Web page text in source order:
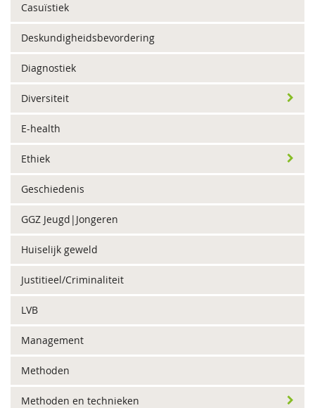
Casuïstiek
Deskundigheidsbevordering
Diagnostiek
Diversiteit
E-health
Ethiek
Geschiedenis
GGZ Jeugd|Jongeren
Huiselijk geweld
Justitieel/Criminaliteit
LVB
Management
Methoden
Methoden en technieken